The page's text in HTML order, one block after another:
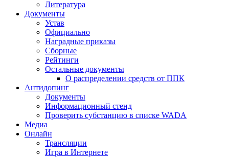
Литература
Документы
Устав
Официально
Наградные приказы
Сборные
Рейтинги
Остальные документы
О распределении средств от ППК
Антидопинг
Документы
Информационный стенд
Проверить субстанцию в списке WADA
Медиа
Онлайн
Трансляции
Игра в Интернете